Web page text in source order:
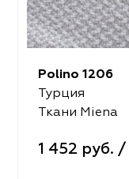
Polino 1206
Турция
Ткани Miena
1 452 руб. /